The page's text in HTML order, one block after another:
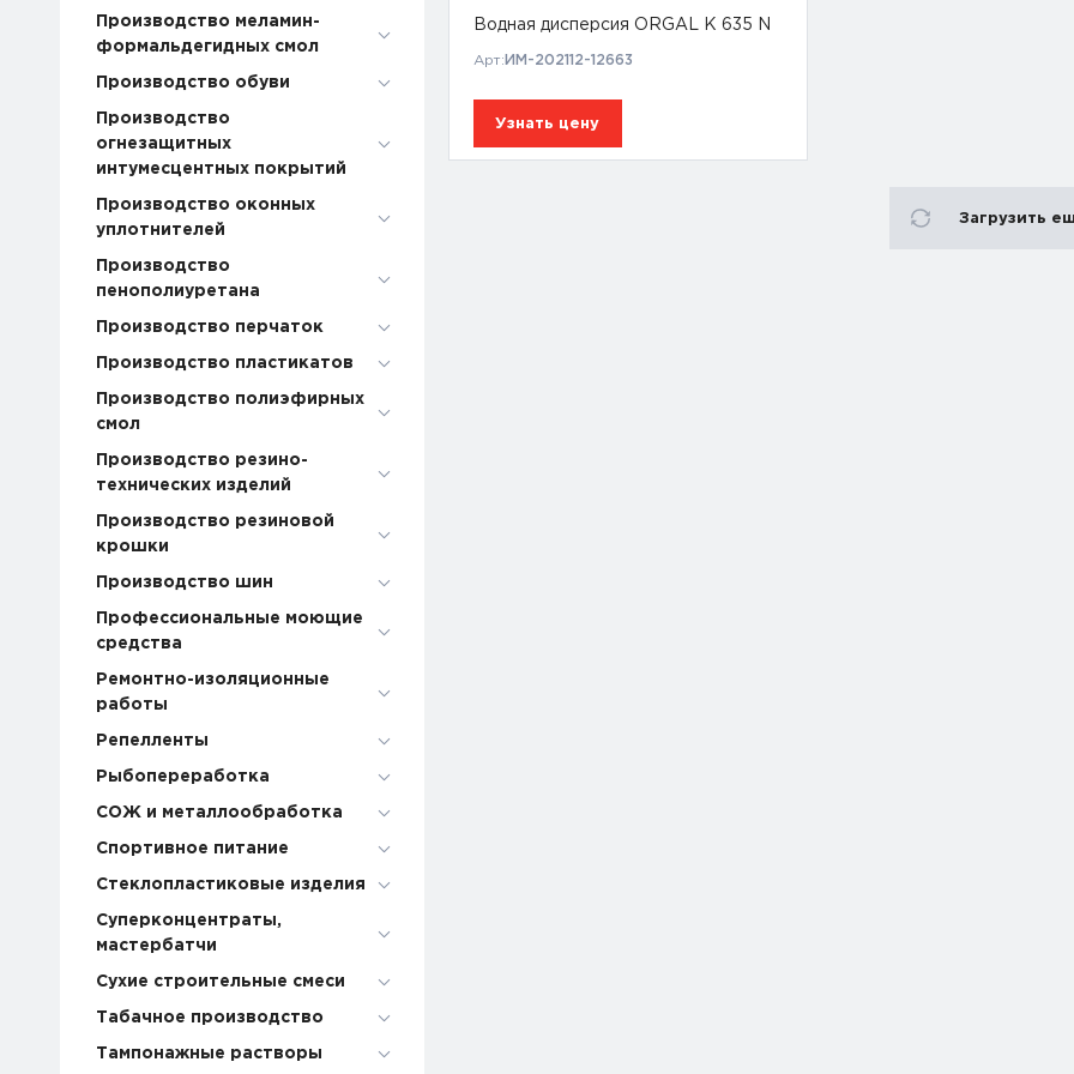
Производство меламин-
формальдегидных смол
Производство обуви
Производство
огнезащитных
интумесцентных покрытий
Производство оконных
уплотнителей
Производство
пенополиуретана
Производство перчаток
Производство пластикатов
Производство полиэфирных
смол
Производство резино-
технических изделий
Производство резиновой
крошки
Производство шин
Профессиональные моющие
средства
Ремонтно-изоляционные
работы
Репелленты
Рыбопереработка
СОЖ и металлообработка
Спортивное питание
Стеклопластиковые изделия
Суперконцентраты,
мастербатчи
Сухие строительные смеси
Табачное производство
Тампонажные растворы
Водная дисперсия ORGAL K 635 N
Арт: ИМ-202112-12663
Узнать цену
Загрузить